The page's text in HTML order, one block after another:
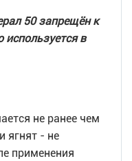
50 запрещён к
в
не ранее чем
ягнят - не
применения